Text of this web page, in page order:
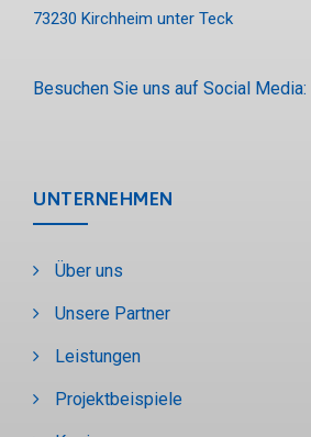
73230 Kirchheim unter Teck
Besuchen Sie uns auf Social Media:
UNTERNEHMEN
Über uns
Unsere Partner
Leistungen
Projektbeispiele